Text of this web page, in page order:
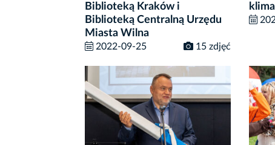
Biblioteką Kraków i
Biblioteką Centralną Urzędu
Miasta Wilna
2022-09-25 15 zdjęć